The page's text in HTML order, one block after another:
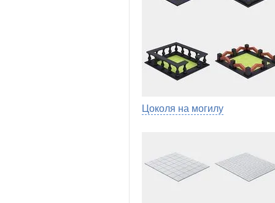
Цоколя на могилу